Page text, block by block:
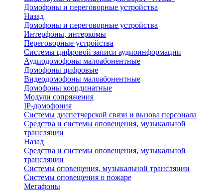
Домофоны и переговорные устройства
Назад
Домофоны и переговорные устройства
Интерфоны, интеркомы
Переговорные устройства
Системы цифровой записи аудиоинформации
Аудиодомофоны малоабонентные
Домофоны цифровые
Видеодомофоны малоабонентные
Домофоны координатные
Модули сопряжения
IP-домофония
Системы диспетчерской связи и вызова персонала
Средства и системы оповещения, музыкальной
трансляции
Назад
Средства и системы оповещения, музыкальной
трансляции
Системы оповещения, музыкальной трансляции
Системы оповещения о пожаре
Мегафоны